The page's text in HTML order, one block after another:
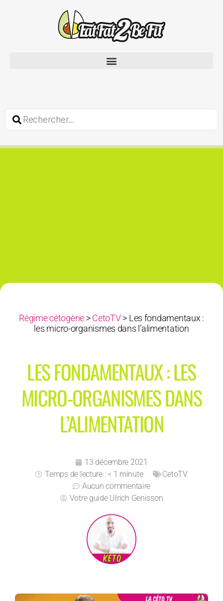
Régime cétogène >CetoTV> Les fondamentaux :
les micro-organismes dans l’alimentation
LES FONDAMENTAUX : LES
MICRO-ORGANISMES DANS
L’ALIMENTATION
13 décembre 2021
Temps de lecture : < 1 minute
CetoTV
Aucun commentaire
Votre guideUlrich Genisson